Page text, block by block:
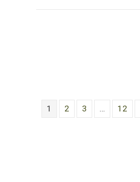
1 2 3 … 12